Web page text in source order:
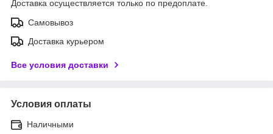
Доставка осуществляется только по предоплате.
Самовывоз
Доставка курьером
Все условия доставки
Условия оплаты
Наличными